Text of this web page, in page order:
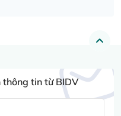
tin từ BIDV